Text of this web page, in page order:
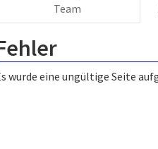
Team
wurde eine ungültige Seite